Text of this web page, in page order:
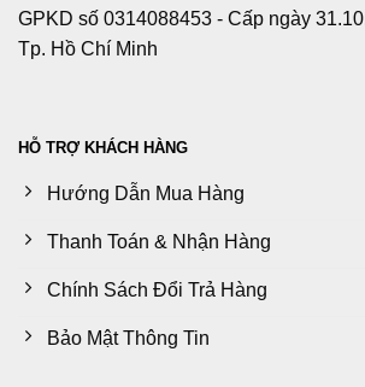
GPKD số 0314088453 - Cấp ngày
Tp. Hồ Chí Minh
HỖ TRỢ KHÁCH HÀNG
Hướng Dẫn Mua Hàng
Thanh Toán & Nhận Hàng
Chính Sách Đổi Trả Hàng
Bảo Mật Thông Tin